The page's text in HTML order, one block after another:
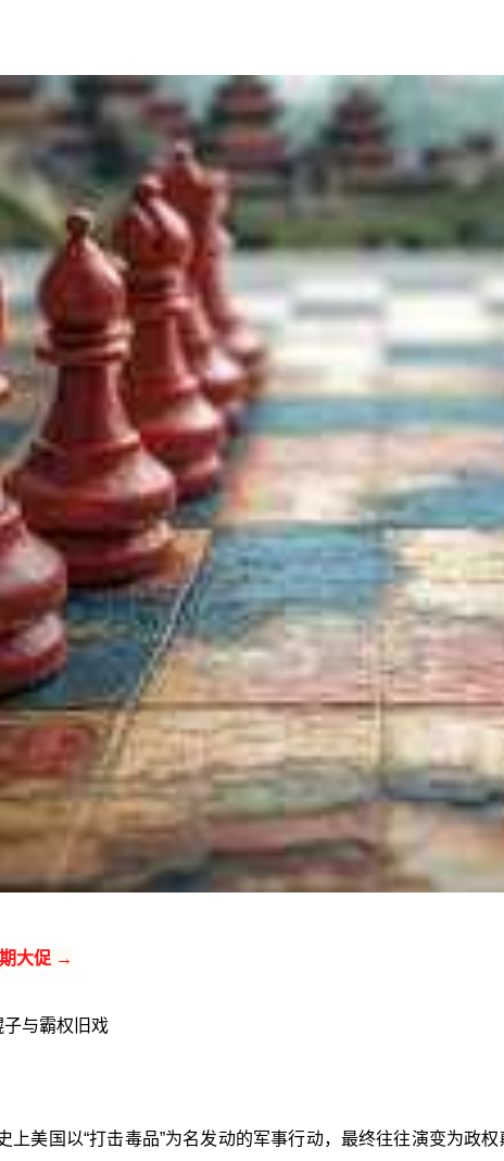
大促 →
子与霸权旧戏
上美国以“打击毒品”为名发动的军事行动，最终往往演变为政